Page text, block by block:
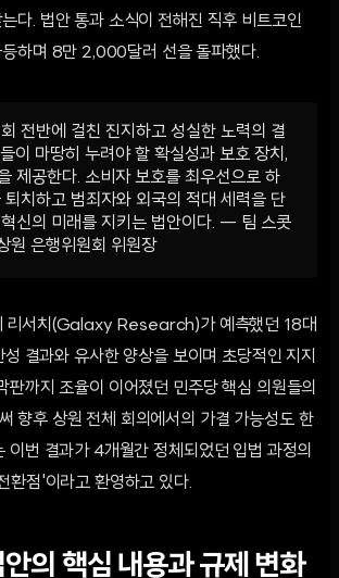
다. 법안 통과 소식이 전해진 직후 비트코인
하며 8만 2,000달러 선을 돌파했다.
전반에 걸친 진지하고 성실한 노력의 결
이 마땅히 누려야 할 확실성과 보호 장치,
제공한다. 소비자 보호를 최우선으로 하
퇴치하고 범죄자와 외국의 적대 세력을 단
신의 미래를 지키는 법안이다. — 팀 스콧
은행위원회 위원장
리서치(Galaxy Research)가 예측했던 18대
결과와 유사한 양상을 보이며 초당적인 지지
판까지 조율이 이어졌던 민주당 핵심 의원들의
향후 상원 전체 회의에서의 가결 가능성도 한
이번 결과가 4개월간 정체되었던 입법 과정의
환점'이라고 환영하고 있다.
의 핵심 내용과 규제 변화